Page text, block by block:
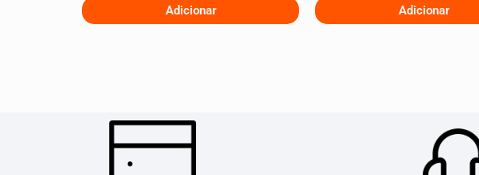
Adicionar Adicionar